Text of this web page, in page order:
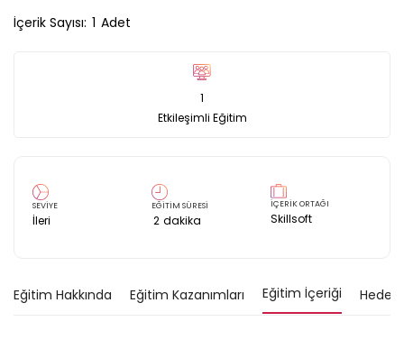
İçerik Sayısı: 1 Adet
1
Etkileşimli Eğitim
SEVİYE
İleri
EĞİTİM SÜRESİ
2 dakika
İÇERİK ORTAĞI
Skillsoft
Eğitim Hakkında Eğitim Kazanımları Eğitim İçeriği Hedef